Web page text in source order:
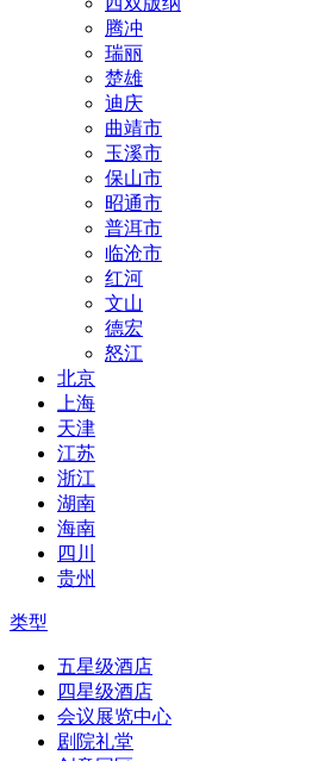
腾冲
瑞丽
楚雄
迪庆
曲靖市
玉溪市
保山市
昭通市
普洱市
临沧市
红河
文山
德宏
怒江
北京
上海
天津
江苏
浙江
湖南
海南
四川
贵州
类型
五星级酒店
四星级酒店
会议展览中心
剧院礼堂